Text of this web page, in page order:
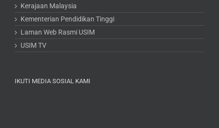
Kerajaan Malaysia
Kementerian Pendidikan Tinggi
Laman Web Rasmi USIM
USIM TV
IKUTI MEDIA SOSIAL KAMI